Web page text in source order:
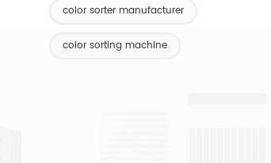
color sorter manufacturer
color sorting machine